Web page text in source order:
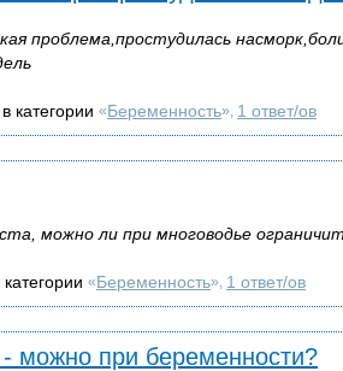
проблема,простудилась
категории «Беременность», 1 ответ/ов
можно ли при многоводье
«Беременность», 1 ответ/ов
можно при беременности?